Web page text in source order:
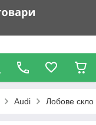
Audi Лобове